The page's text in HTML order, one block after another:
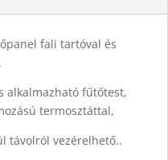
fali tartóval és
alkalmazható fűtőtest,
termosztáttal,
távolról vezérelhető..